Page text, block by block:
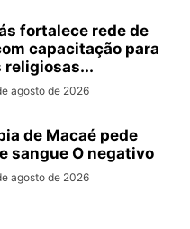
fortalece rede de
capacitação para
religiosas...
agosto de 2026
de Macaé pede
sangue O negativo
agosto de 2026